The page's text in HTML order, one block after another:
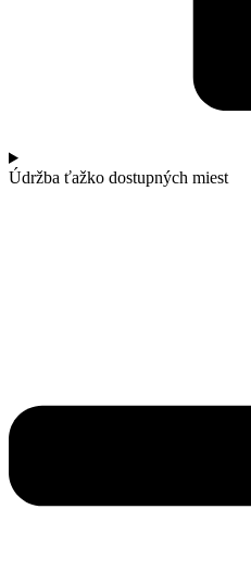
Údržba ťažko dostupných miest